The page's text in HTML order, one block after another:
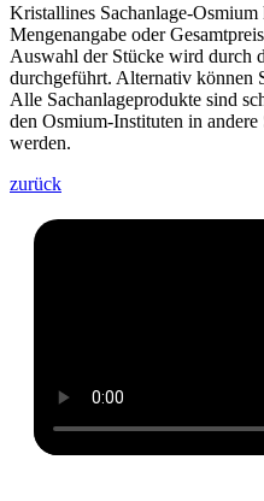
Kristallines Sachanlage-
Mengenangabe oder
Auswahl der Stücke wird durch
durchgeführt. Alternativ können
Alle Sachanlageprodukte sind
den Osmium-Instituten in
werden.
zurück